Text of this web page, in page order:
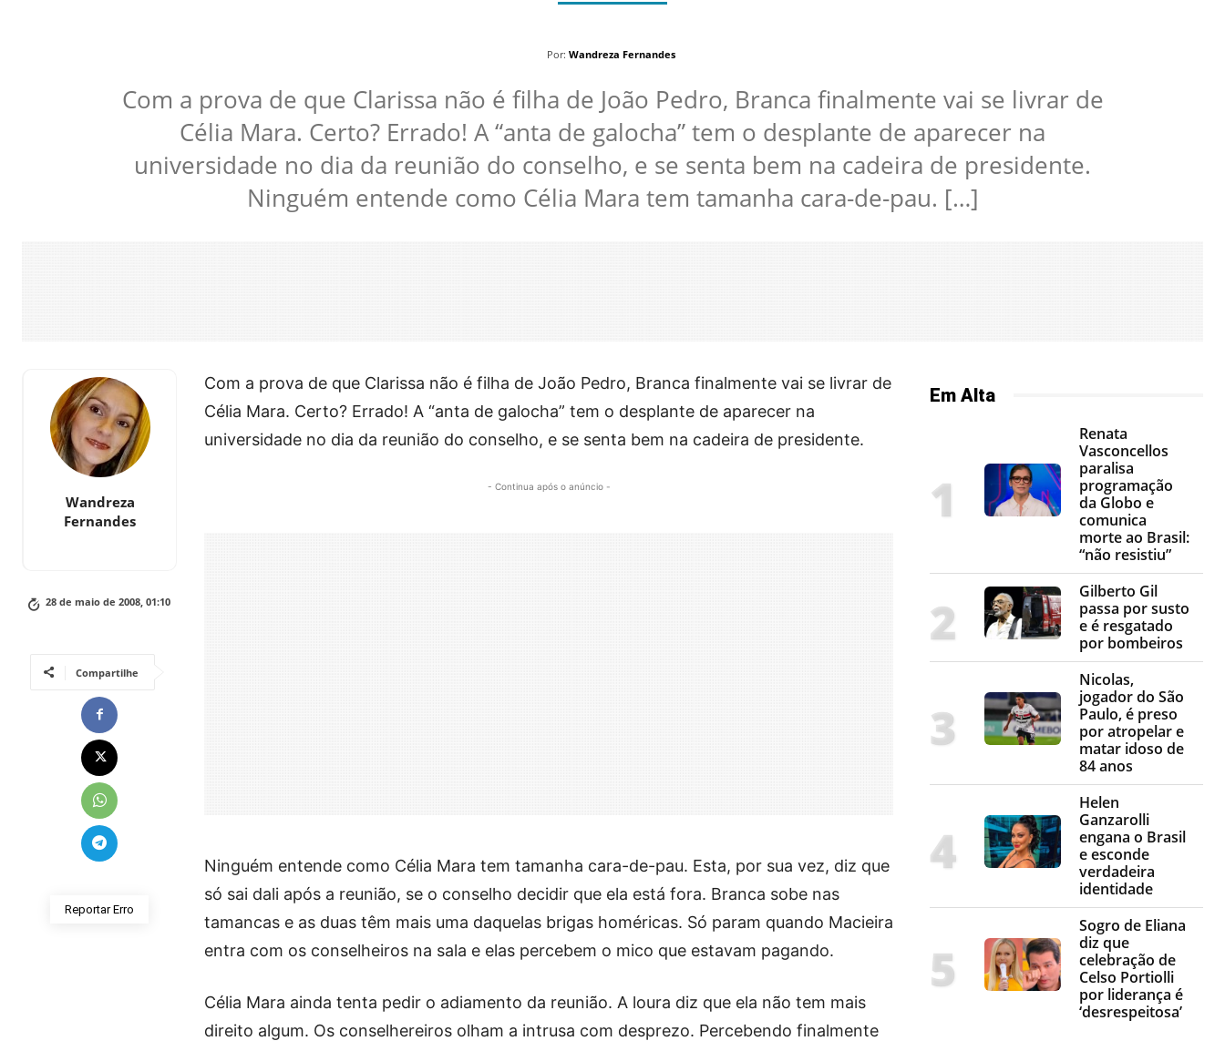
Por: Wandreza Fernandes
Com a prova de que Clarissa não é filha de João Pedro, Branca finalmente vai se livrar de
Célia Mara. Certo? Errado! A “anta de galocha” tem o desplante de aparecer na
universidade no dia da reunião do conselho, e se senta bem na cadeira de presidente.
Ninguém entende como Célia Mara tem tamanha cara-de-pau. […]
Wandreza
Fernandes
28 de maio de 2008, 01:10
Compartilhe
Reportar Erro
Com a prova de que Clarissa não é filha de João Pedro, Branca finalmente vai se livrar de
Célia Mara. Certo? Errado! A “anta de galocha” tem o desplante de aparecer na
universidade no dia da reunião do conselho, e se senta bem na cadeira de presidente.
- Continua após o anúncio -
Ninguém entende como Célia Mara tem tamanha cara-de-pau. Esta, por sua vez, diz que
só sai dali após a reunião, se o conselho decidir que ela está fora. Branca sobe nas
tamancas e as duas têm mais uma daquelas brigas homéricas. Só param quando Macieira
entra com os conselheiros na sala e elas percebem o mico que estavam pagando.
Célia Mara ainda tenta pedir o adiamento da reunião. A loura diz que ela não tem mais
direito algum. Os conselhereiros olham a intrusa com desprezo. Percebendo finalmente
Em Alta
Renata
Vasconcellos
paralisa
programação
da Globo e
comunica
morte ao Brasil:
“não resistiu”
Gilberto Gil
passa por susto
e é resgatado
por bombeiros
Nicolas,
jogador do São
Paulo, é preso
por atropelar e
matar idoso de
84 anos
Helen
Ganzarolli
engana o Brasil
e esconde
verdadeira
identidade
Sogro de Eliana
diz que
celebração de
Celso Portiolli
por liderança é
‘desrespeitosa’